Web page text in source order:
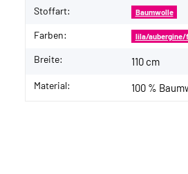
Stoffart: Baumwolle
Farben: lila/aubergine/
Breite: 110 cm
Material: 100 %